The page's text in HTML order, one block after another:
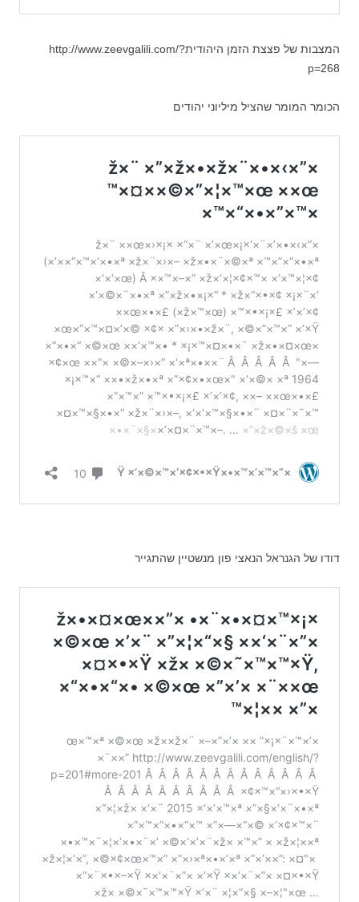
המצבות של פצצת הזמן היהודיתhttp://www.zeevgalili.com/?
p=268
הכומר המומר שהציל מיליוני יהודים
דודו של הגנראל הנאצי פון מנשטיין שהתגייר